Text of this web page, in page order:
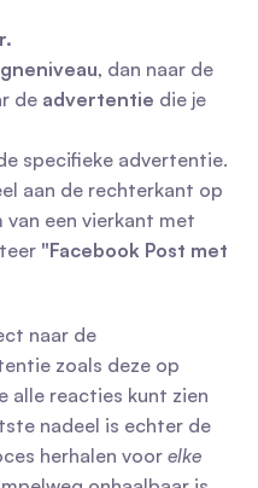
de advertentie die je
specifieke advertentie.
aan de rechterkant op
een vierkant met
"Facebook Post met
naar de
zoals deze op
alle reacties kunt zien
nadeel is echter de
herhalen voor elke